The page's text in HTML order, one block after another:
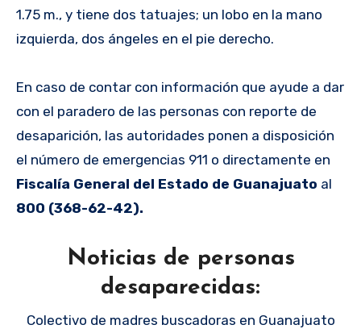
1.75 m., y tiene dos tatuajes; un lobo en la mano
izquierda, dos ángeles en el pie derecho.
En caso de contar con información que ayude a dar
con el paradero de las personas con reporte de
desaparición, las autoridades ponen a disposición
el número de emergencias 911 o directamente en
Fiscalía General del Estado de Guanajuato al
800 (368-62-42).
Noticias de personas
desaparecidas:
Colectivo de madres buscadoras en Guanajuato